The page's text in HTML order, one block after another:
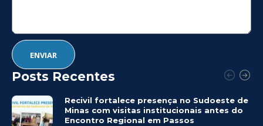
Posts Recentes
Recivil fortalece presença no Sudoeste de
Minas com visitas institucionais antes do
Encontro Regional em Passos